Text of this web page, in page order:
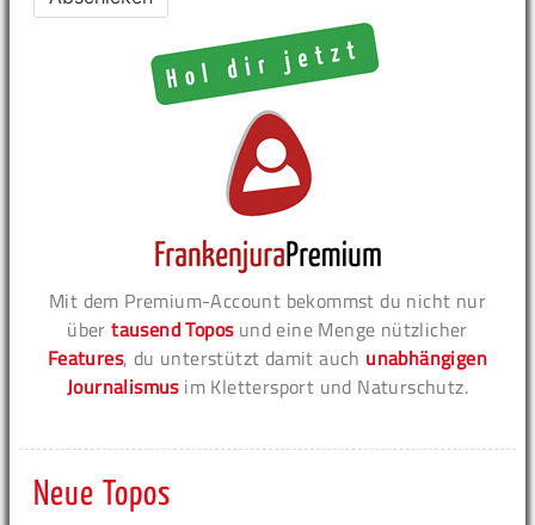
Mit dem Premium-Account bekommst du nicht nur
übertausend Toposund eine Menge nützlicher
Features, du unterstützt damit auch unabhängigen
Journalismusim Klettersport und Naturschutz.
Neue Topos